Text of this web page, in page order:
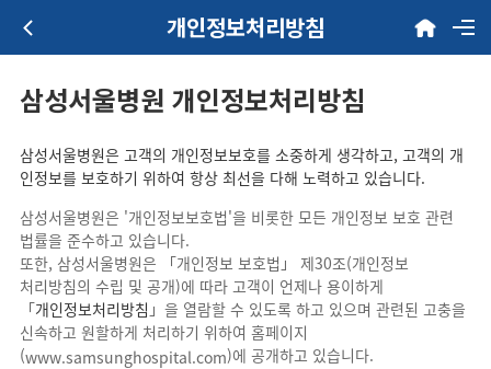
개인정보처리방침
삼성서울병원 개인정보처리방침
삼성서울병원은 고객의 개인정보보호를 소중하게 생각하고, 고객의 개
인정보를 보호하기 위하여 항상 최선을 다해 노력하고 있습니다.
삼성서울병원은 '개인정보보호법'을 비롯한 모든 개인정보 보호 관련
법률을 준수하고 있습니다.
또한, 삼성서울병원은 「개인정보 보호법」 제30조(개인정보
처리방침의 수립 및 공개)에 따라 고객이 언제나 용이하게
「개인정보처리방침 」을 열람할 수 있도록 하고 있으며 관련된 고충을
신속하고 원할하게 처리하기 위하여 홈페이지
(www.samsunghospital.com)에 공개하고 있습니다.